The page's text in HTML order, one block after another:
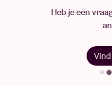
Heb je een vraag?
Vind je